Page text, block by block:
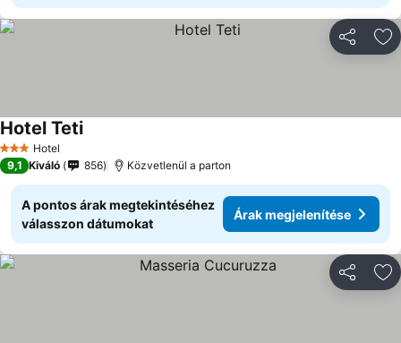
3 Kategória
Hotel
Hotel Teti
9,1 Kiváló 856 Közvetlenül a parton
A pontos árak megtekintéséhez
válasszon dátumokat
Árak megjelenítése